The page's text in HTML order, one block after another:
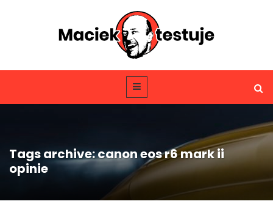
Tags archive: canon eos r6 mark ii
opinie